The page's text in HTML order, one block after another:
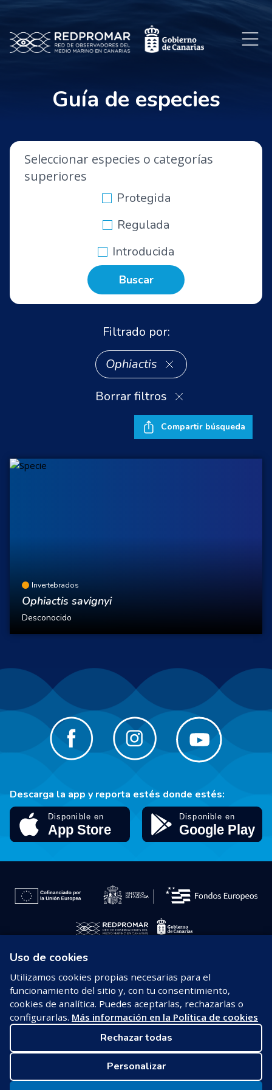
Guía de especies
Seleccionar especies o categorías
superiores
Protegida
Regulada
Introducida
Buscar
Filtrado por:
Ophiactis
Borrar filtros
Compartir búsqueda
Invertebrados
Ophiactis savignyi
Desconocido
Descarga la app y reporta estés donde estés:
© 2026 REDPROMAR
Aviso legal
Política de privacidad
Política de cookies
Configurar cookies
Uso de cookies
Utilizamos cookies propias necesarias para el
funcionamiento del sitio y, con tu consentimiento,
cookies de analítica. Puedes aceptarlas, rechazarlas o
configurarlas. Más información en la Política de cookies
Rechazar todas
Personalizar